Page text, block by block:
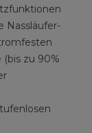
Nassläufer-
zu 90%